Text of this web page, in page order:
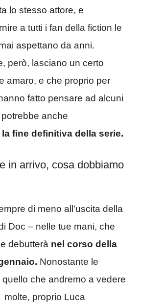
lo stesso attore, e
a tutti i fan della fiction le
aspettano da anni.
però, lasciano un certo
amaro, e che proprio per
fatto pensare ad alcuni
anche
fine definitiva della serie.
in arrivo, cosa dobbiamo
di meno all’uscita della
Doc – nelle tue mani, che
debutterà nel corso della
Nonostante le
che andremo a vedere
proprio Luca